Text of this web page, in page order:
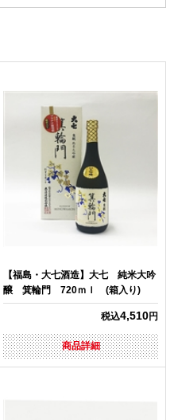
【福島・大七酒造】大七 純米大吟
醸 箕輪門 720ｍｌ (箱入り)
税込4,510円
商品詳細